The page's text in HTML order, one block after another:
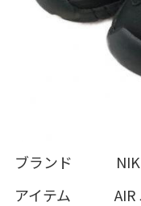
ブランド NIKE
アイテム AIR